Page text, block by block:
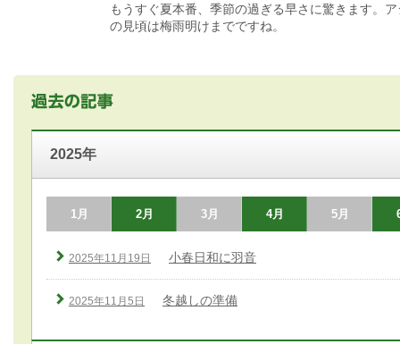
もうすぐ夏本番、季節の過ぎる早さに驚きます。
の見頃は梅雨明けまでですね。
2025年
1月 2月 3月 4月 5月
2025年11月19日 小春日和に羽音
2025年11月5日 冬越しの準備